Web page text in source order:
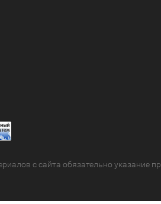
с сайта обязательно указание